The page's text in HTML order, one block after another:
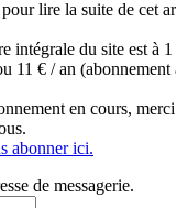
lire la suite de cet
intégrale du site est à
11 € / an (abonnement
en cours,
abonner ici.
de messagerie.